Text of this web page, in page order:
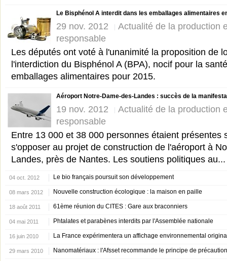
Le Bisphénol A interdit dans les emballages alimentaires
29 nov. 2012
Actualité de la production
responsable
Les députés ont voté à l'unanimité la proposition de
l'interdiction du Bisphénol A (BPA), nocif pour la
emballages alimentaires pour 2015.
Aéroport Notre-Dame-des-Landes : succès de la
19 nov. 2012
Actualité de la production
responsable
Entre 13 000 et 38 000 personnes étaient présentes
s'opposer au projet de construction de l'aéroport à
Landes, près de Nantes. Les soutiens politiques au...
04 oct. 2012 Le bio français poursuit son développement
08 mars 2012 Nouvelle construction écologique : la maison en paille
18 août 2011 61ème réunion du CITES : Gare aux braconniers
04 mai 2011 Phtalates et parabènes interdits par l'Assemblée nationale
16 juin 2010 La France expérimentera un affichage environnemental
29 mars 2010 Nanomatériaux : l'Afsset recommande le principe de précaution